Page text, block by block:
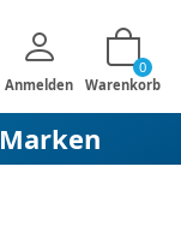
Anmelden Warenkorb
0
Marken